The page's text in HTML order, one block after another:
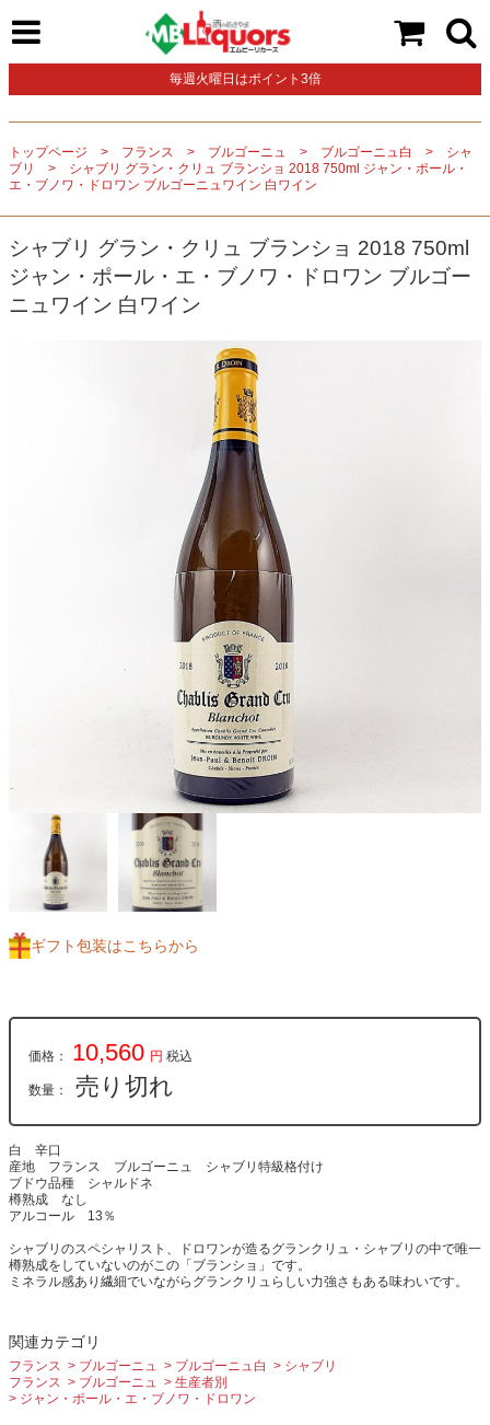
毎週火曜日はポイント3倍
トップページ フランス ブルゴーニュ ブルゴーニュ白
シャ
ブリ
シャブリ グラン・クリュ ブランショ 2018 750ml ジャン・ポール・
エ・ブノワ・ドロワン ブルゴーニュワイン 白ワイン
シャブリ グラン・クリュ ブランショ 2018 750ml
ジャン・ポール・エ・ブノワ・ドロワン ブルゴー
ニュワイン 白ワイン
ギフト包装はこちらから
価格： 10,560 円 税込
数量： 売り切れ
白 辛口
産地 フランス ブルゴーニュ シャブリ特級格付け
ブドウ品種 シャルドネ
樽熟成 なし
アルコール 13％
シャブリのスペシャリスト、ドロワンが造るグランクリュ・シャブリの中で唯一
樽熟成をしていないのがこの「ブランショ」です。
ミネラル感あり繊細でいながらグランクリュらしい力強さもある味わいです。
関連カテゴリ
フランス ブルゴーニュ ブルゴーニュ白
シャブリ
フランス
ブルゴーニュ
生産者別
ジャン・ポール・エ・ブノワ・ドロワン